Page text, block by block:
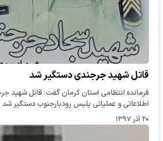
قاتل شهید جرجندی دستگیر شد
فرمانده انتظامی استان کرمان گفت: قاتل شهید
اطلاعاتی و عملیاتی پلیس رودبارجنوب دستگیر شد .
۲۰ آذر ۱۳۹۷